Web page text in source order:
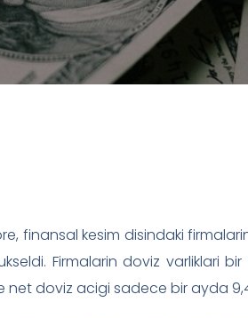
finansal kesim disindaki
Firmalarin doviz varliklari
net doviz acigi sadece bir ayda